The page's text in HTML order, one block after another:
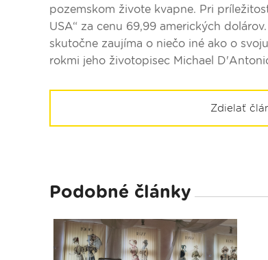
pozemskom živote kvapne. Pri
USA“ za cenu 69,99 amerických
skutočne zaujíma o niečo iné ako o
rokmi jeho životopisec Michael
Zdielať
Podobné články